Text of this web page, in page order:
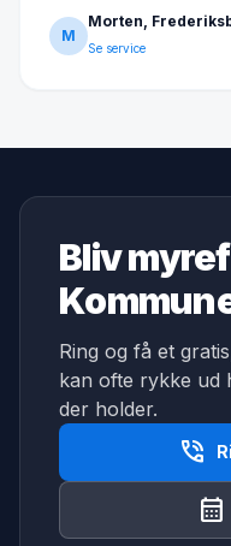
M
Morten,
Se service
Bliv
Ring og få et
kan ofte rykke ud
der holder.
phone_in_talk
calendar_month